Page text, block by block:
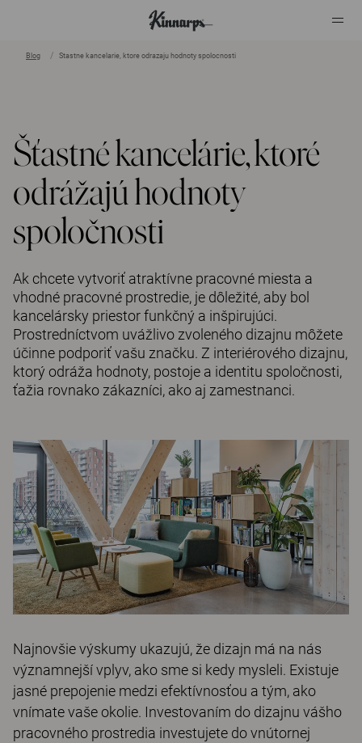
Blog Stastne kancelarie, ktore odrazaju hodnoty spolocnosti
Šťastné kancelárie, ktoré
odrážajú hodnoty
spoločnosti
Ak chcete vytvoriť atraktívne pracovné miesta a
vhodné pracovné prostredie, je dôležité, aby bol
kancelársky priestor funkčný a inšpirujúci.
Prostredníctvom uvážlivo zvoleného dizajnu môžete
účinne podporiť vašu značku. Z interiérového dizajnu,
ktorý odráža hodnoty, postoje a identitu spoločnosti,
ťažia rovnako zákazníci, ako aj zamestnanci.
Najnovšie výskumy ukazujú, že dizajn má na nás
významnejší vplyv, ako sme si kedy mysleli. Existuje
jasné prepojenie medzi efektívnosťou a tým, ako
vnímate vaše okolie. Investovaním do dizajnu vášho
pracovného prostredia investujete do vnútornej